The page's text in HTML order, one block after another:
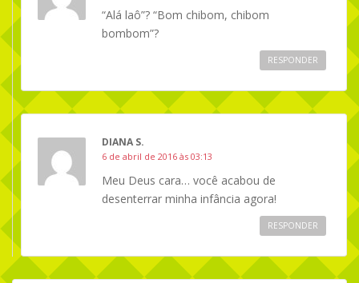
“Alá laô”? “Bom chibom, chibom
bombom”?
RESPONDER
DIANA S.
6 de abril de 2016 às 03:13
Meu Deus cara… você acabou de
desenterrar minha infância agora!
RESPONDER